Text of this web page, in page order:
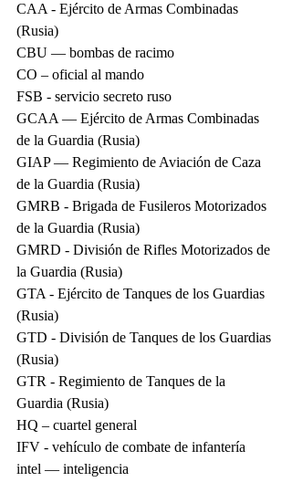
CAA - Ejército de Armas Combinadas
(Rusia)
CBU — bombas de racimo
CO – oficial al mando
FSB - servicio secreto ruso
GCAA — Ejército de Armas Combinadas
de la Guardia (Rusia)
GIAP — Regimiento de Aviación de Caza
de la Guardia (Rusia)
GMRB - Brigada de Fusileros Motorizados
de la Guardia (Rusia)
GMRD - División de Rifles Motorizados de
la Guardia (Rusia)
GTA - Ejército de Tanques de los Guardias
(Rusia)
GTD - División de Tanques de los Guardias
(Rusia)
GTR - Regimiento de Tanques de la
Guardia (Rusia)
HQ – cuartel general
IFV - vehículo de combate de infantería
intel — inteligencia